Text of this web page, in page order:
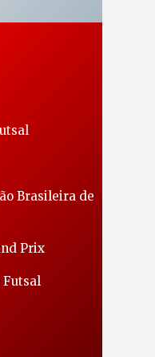
Brasileira de
Prix
Futsal